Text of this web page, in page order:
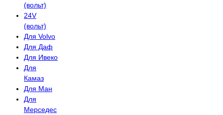
(вольт)
24V
(вольт)
Для Volvo
Для Даф
Для Ивеко
Для
Камаз
Для Ман
Для
Мерседес